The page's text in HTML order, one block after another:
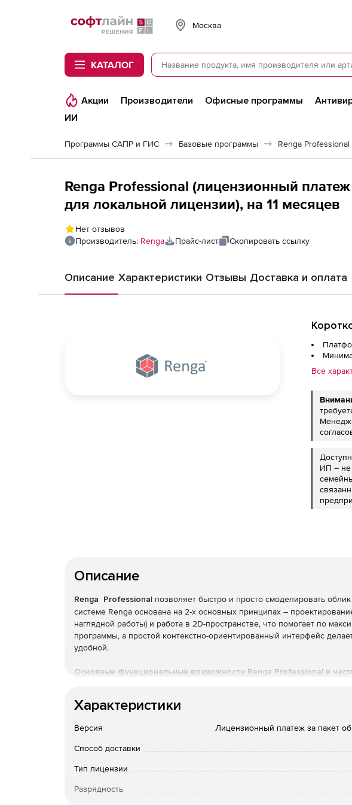
Softline
Москва
КАТАЛОГ
Акции Производители Офисные программы
ИИ
Программы САПР и ГИС Базовые программы Renga Professional
Renga Professional (лицензионный
для локальной лицензии), на 11 месяцев
Нет отзывов
Производитель: Renga Прайс-лист Скопировать ссылку
Описание Характеристики Отзывы Доставка и оплата
Все
ИП – не
Описание
Renga Professional позволяет быстро и просто смоделировать
системе Renga основана на 2-х основных принципах –
наглядной работы) и работа в 2D-пространстве, что помогает по
программы, а простой контекстно-ориентированный интерфейс
удобной.
Основные функциональные возможности Renga Professional в
Создание облика здания, концептуальное проектирование
Renga предоставляет множество возможностей для создания
сложности, а также концептуального проектирования. Программу
Характеристики
Версия Лицензионный платеж за пакет
Способ доставки
Тип лицензии
Разрядность